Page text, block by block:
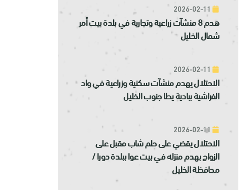
هدم 8 منشآت زراعية وتجارية في بلدة بيت أمر
شمال الخليل
الاحتلال يهدم منشآت سكنية وزراعية في واد
الفراشية ببادية يطا جنوب الخليل
الاحتلال يقضي على حلم شاب مقبل على
الزواج بهدم منزله في بيت عوا ببلدة دورا /
محافظة الخليل